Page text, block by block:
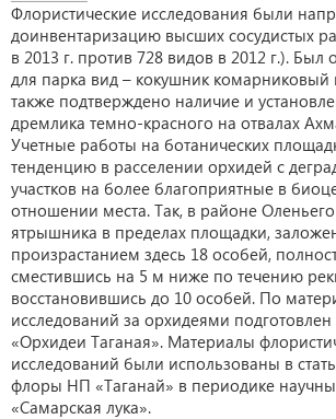
Флористические исследования были
доинвентаризацию высших сосудистых
в 2013 г. против 728 видов в 2012 г.).
для парка вид – кокушник
также подтверждено наличие и
дремлика темно-красного на отвалах
Учетные работы на ботанических
тенденцию в расселении орхидей с
участков на более благоприятные в
отношении места. Так, в районе
ятрышника в пределах площадки,
произрастанием здесь 18 особей,
сместившись на 5 м ниже по течению
восстановившись до 10 особей. По
исследований за орхидеями подготовлен
«Орхидеи Таганая». Материалы
исследований были использованы в
флоры НП «Таганай» в периодике
«Самарская лука».